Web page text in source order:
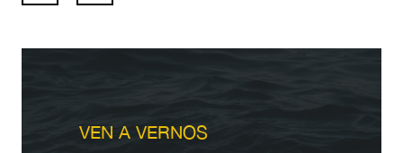
VEN A VERNOS